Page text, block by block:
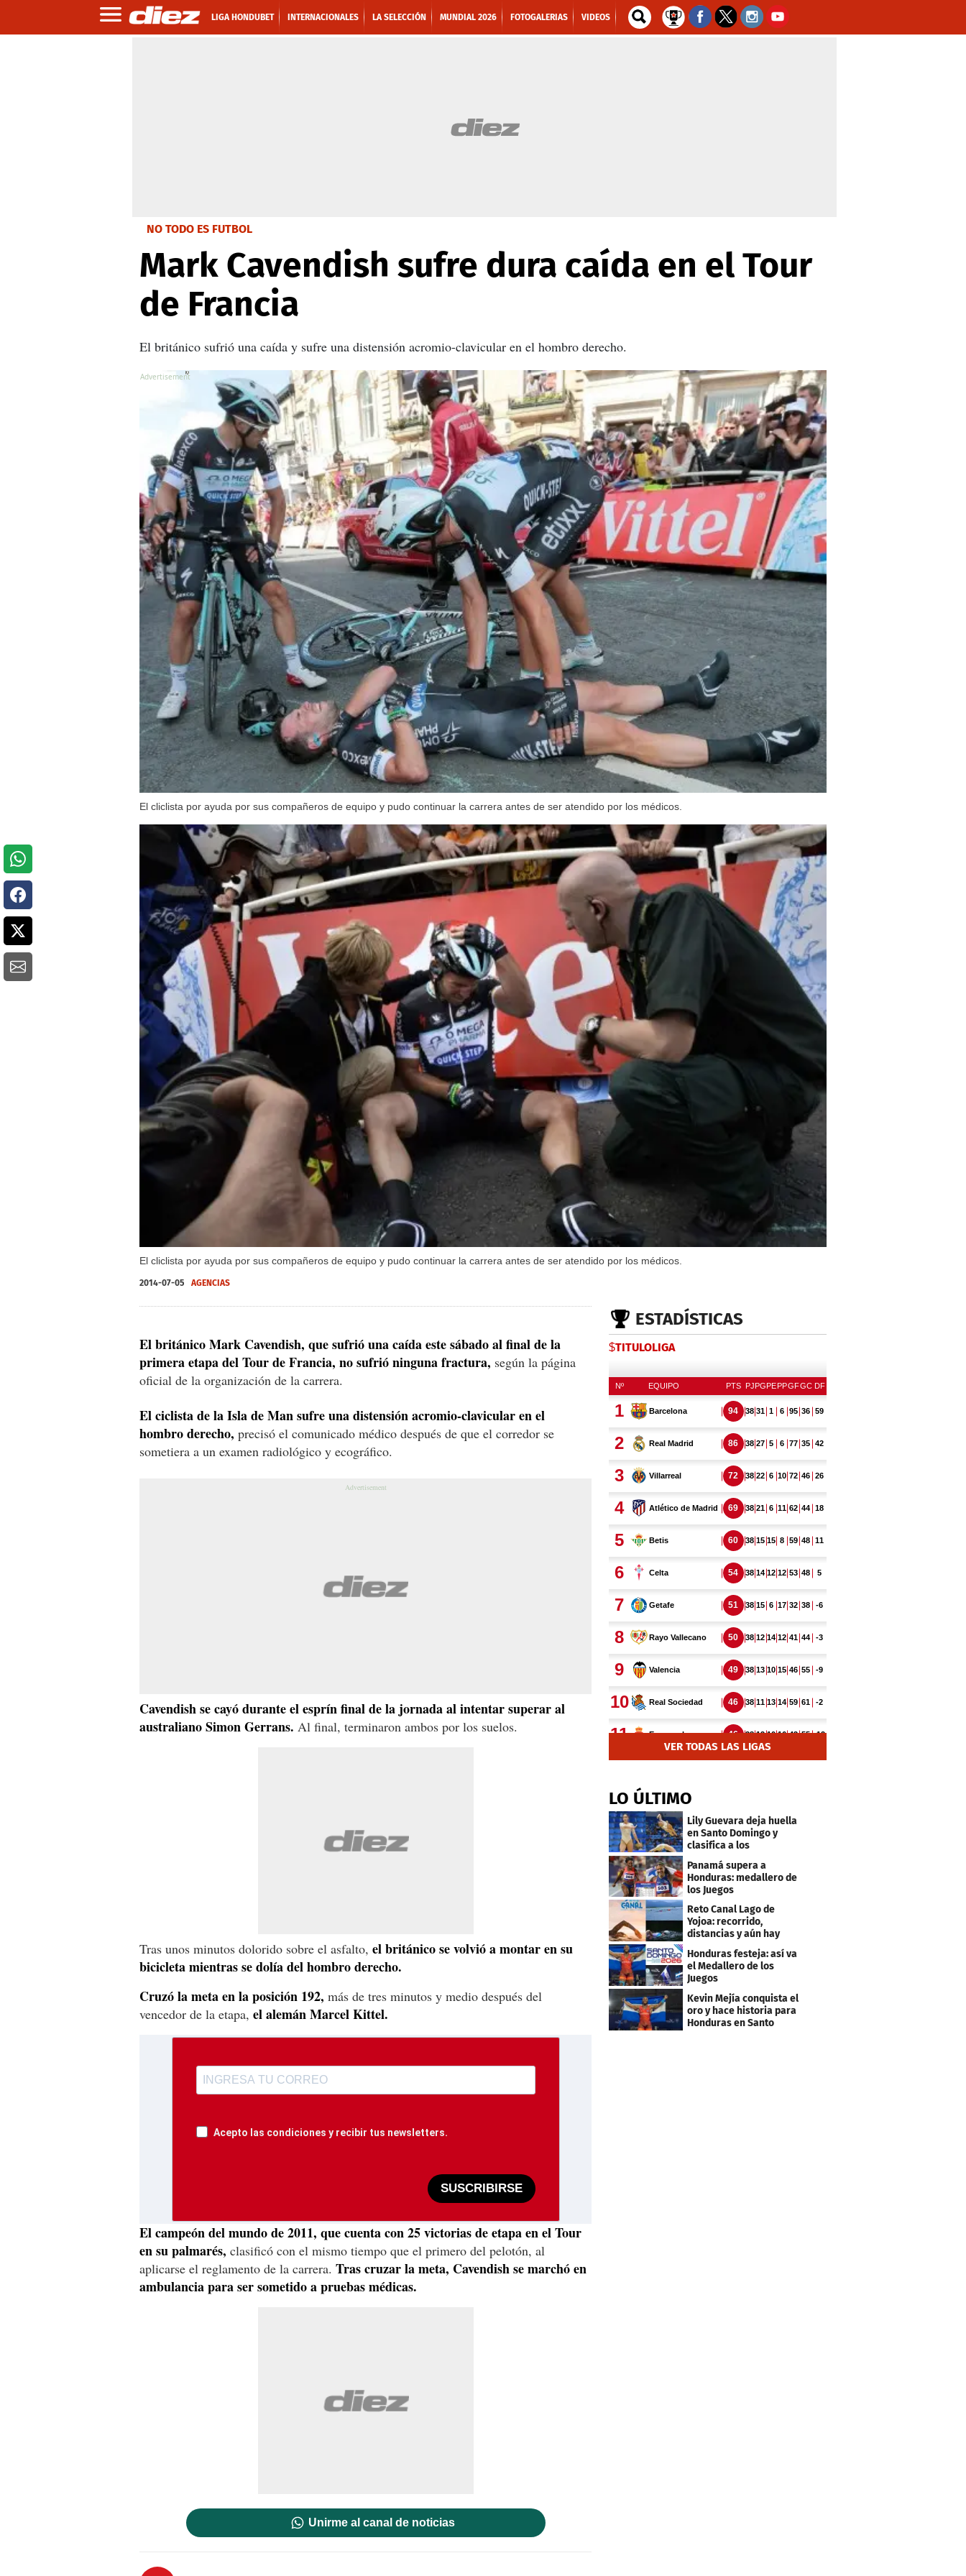
LIGA HONDUBET INTERNACIONALES LA SELECCIÓN MUNDIAL 2026 FOTOGALERIAS VIDEOS
NO TODO ES FUTBOL
Mark Cavendish sufre dura caída en el Tour
de Francia
El británico sufrió una caída y sufre una distensión acromio-clavicular en el hombro derecho.
El cliclista por ayuda por sus compañeros de equipo y pudo continuar la carrera antes de ser atendido por los médicos.
El cliclista por ayuda por sus compañeros de equipo y pudo continuar la carrera antes de ser atendido por los médicos.
X
2014-07-05 AGENCIAS
El británico Mark Cavendish, que sufrió una caída este sábado al final de la
primera etapa del Tour de Francia, no sufrió ninguna fractura, según la página
oficial de la organización de la carrera.
El ciclista de la Isla de Man sufre una distensión acromio-clavicular en el
hombro derecho, precisó el comunicado médico después de que el corredor se
sometiera a un examen radiológico y ecográfico.
Cavendish se cayó durante el esprín final de la jornada al intentar superar al
australiano Simon Gerrans. Al final, terminaron ambos por los suelos.
Tras unos minutos dolorido sobre el asfalto, el británico se volvió a montar en su
bicicleta mientras se dolía del hombro derecho.
Cruzó la meta en la posición 192, más de tres minutos y medio después del
vencedor de la etapa, el alemán Marcel Kittel.
Acepto las condiciones y recibir tus newsletters.
SUSCRIBIRSE
El campeón del mundo de 2011, que cuenta con 25 victorias de etapa en el Tour
en su palmarés, clasificó con el mismo tiempo que el primero del pelotón, al
aplicarse el reglamento de la carrera. Tras cruzar la meta, Cavendish se marchó en
ambulancia para ser sometido a pruebas médicas.
Unirme al canal de noticias
ESTADÍSTICAS
$TITULOLIGA
VER TODAS LAS LIGAS
LO ÚLTIMO
Lily Guevara deja huella
en Santo Domingo y
clasifica a los
Panamericanos de Lima
2027
Panamá supera a
Honduras: medallero de
los Juegos
Centroamericanos
Reto Canal Lago de
Yojoa: recorrido,
distancias y aún hay
inscripciones
Honduras festeja: así va
el Medallero de los
Juegos
Centroamericanos y
Caribe 2026
Kevin Mejía conquista el
oro y hace historia para
Honduras en Santo